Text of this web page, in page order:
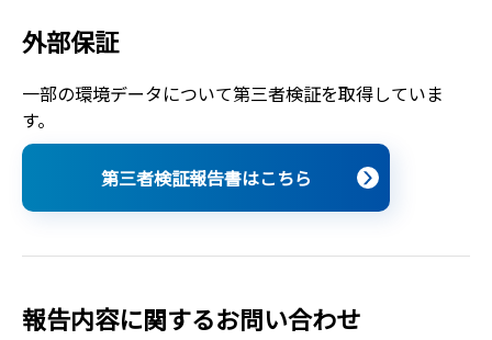
外部保証
一部の環境データについて第三者検証を取得していま
す。
第三者検証報告書はこちら
報告内容に関するお問い合わせ